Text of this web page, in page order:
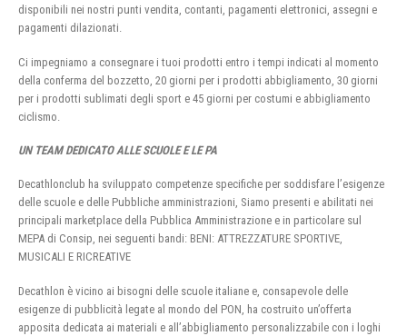
disponibili nei nostri punti vendita, contanti, pagamenti elettronici, assegni e
pagamenti dilazionati.
Ci impegniamo a consegnare i tuoi prodotti entro i tempi indicati al momento
della conferma del bozzetto, 20 giorni per i prodotti abbigliamento, 30 giorni
per i prodotti sublimati degli sport e 45 giorni per costumi e abbigliamento
ciclismo.
UN TEAM DEDICATO ALLE SCUOLE E LE PA
Decathlonclub ha sviluppato competenze specifiche per soddisfare l’esigenze
delle scuole e delle Pubbliche amministrazioni, Siamo presenti e abilitati nei
principali marketplace della Pubblica Amministrazione e in particolare sul
MEPA di Consip, nei seguenti bandi: BENI: ATTREZZATURE SPORTIVE,
MUSICALI E RICREATIVE
Decathlon è vicino ai bisogni delle scuole italiane e, consapevole delle
esigenze di pubblicità legate al mondo del PON, ha costruito un’offerta
apposita dedicata ai materiali e all’abbigliamento personalizzabile con i loghi